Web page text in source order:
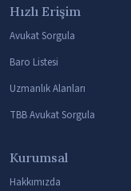
Hızlı Erişim
Avukat Sorgula
Baro Listesi
Uzmanlık Alanları
TBB Avukat Sorgula
Kurumsal
Hakkımızda